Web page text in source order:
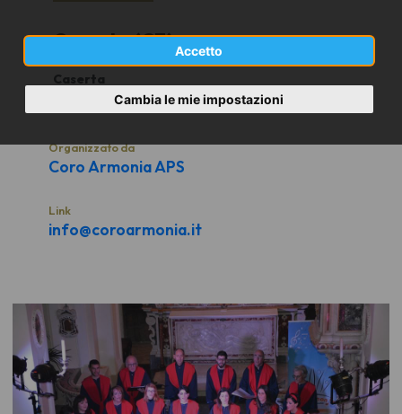
Accetto
Cambia le mie impostazioni
Caserta (CE)
Caserta
Organizzato da
Coro Armonia APS
Link
info@coroarmonia.it